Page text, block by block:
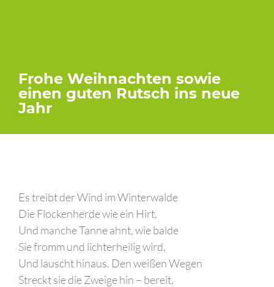
Frohe Weihnachten sowie
einen guten Rutsch ins neue
Jahr
Es treibt der Wind im Winterwalde
Die Flockenherde wie ein Hirt,
Und manche Tanne ahnt, wie balde
Sie fromm und lichterheilig wird,
Und lauscht hinaus. Den weißen Wegen
Streckt sie die Zweige hin – bereit,